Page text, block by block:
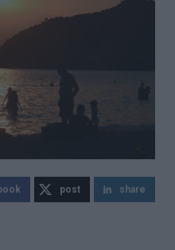
post share